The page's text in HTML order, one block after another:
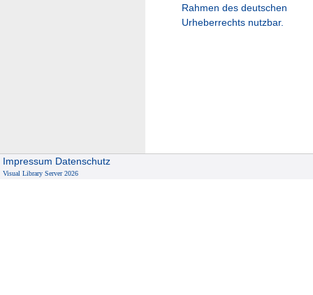
Rahmen des deutschen
Urheberrechts nutzbar.
Impressum Datenschutz
Visual Library Server 2026